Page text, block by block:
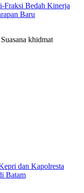
Fraksi Bedah Kinerja
Baru
khidmat
dan Kapolresta
Batam